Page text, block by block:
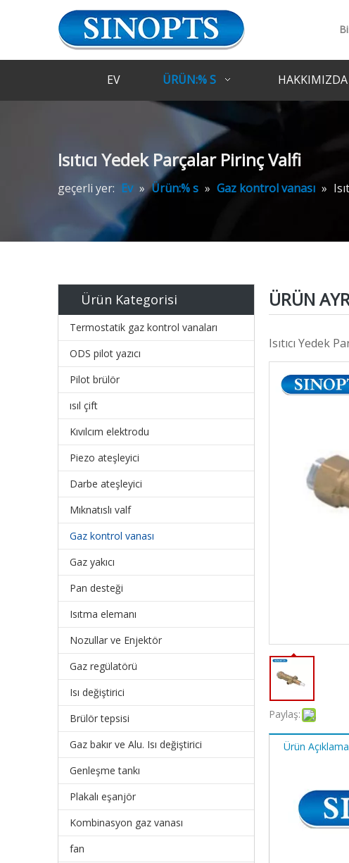
EV ÜRÜN:% S HAKKIMIZDA
Isıtıcı Yedek Parçalar Pirinç Valfi
geçerli yer: Ev » Ürün:% s » Gaz kontrol vanası »
Ürün Kategorisi
Termostatik gaz kontrol vanaları
ODS pilot yazıcı
Pilot brülör
ısıl çift
Kıvılcım elektrodu
Piezo ateşleyici
Darbe ateşleyici
Mıknatıslı valf
Gaz kontrol vanası
Gaz yakıcı
Pan desteği
Isıtma elemanı
Nozullar ve Enjektör
Gaz regülatörü
Isı değiştirici
Brülör tepsisi
Gaz bakır ve Alu. Isı değiştirici
Genleşme tankı
Plakalı eşanjör
Kombinasyon gaz vanası
fan
ÜRÜN
Isıtıcı Yedek
Paylaş:
Ürün